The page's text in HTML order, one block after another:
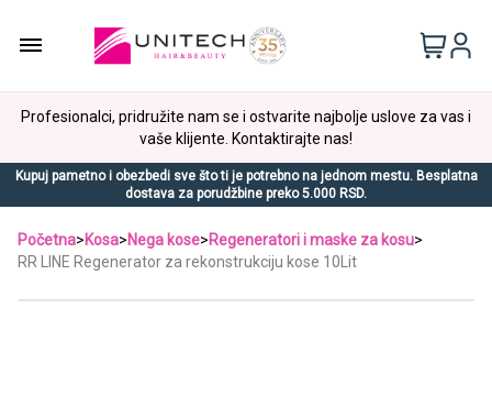
Profesionalci, pridružite nam se i ostvarite najbolje uslove za vas i
vaše klijente. Kontaktirajte nas!
Kupuj pametno i obezbedi sve što ti je potrebno na jednom mestu. Besplatna
dostava za porudžbine preko 5.000 RSD.
Početna>Kosa>Nega kose>Regeneratori i maske za kosu>
RR LINE Regenerator za rekonstrukciju kose 10Lit